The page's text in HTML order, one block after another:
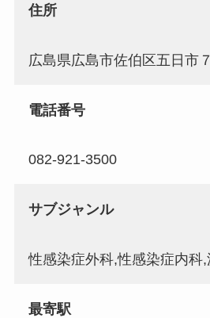
住所
広島県広島市佐伯区五日市
電話番号
082-921-3500
サブジャンル
性感染症外科,性感染症内科
最寄駅